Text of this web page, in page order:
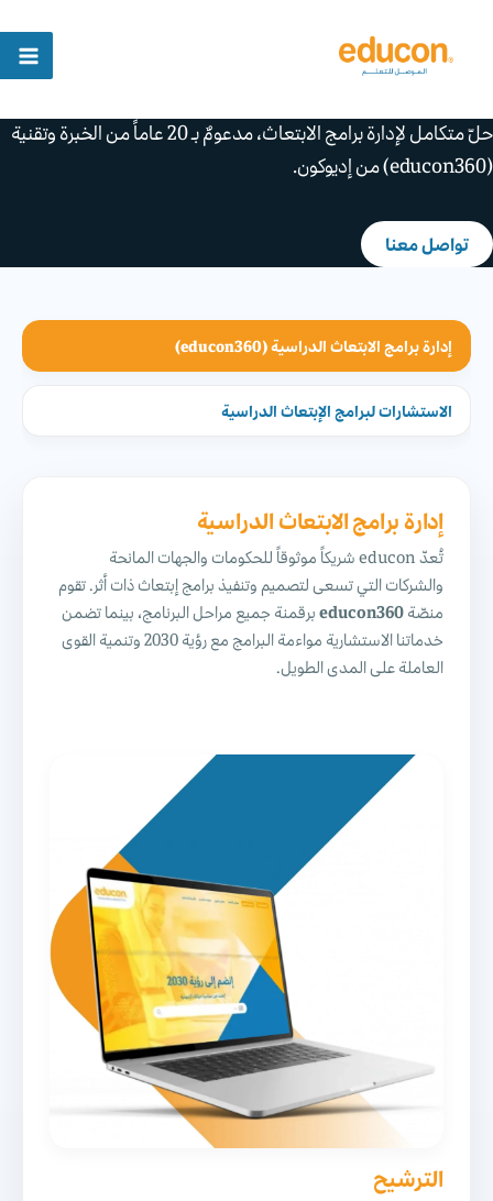
المحتوىإدارة برامج الابتعاث
حلّ متكامل لإدارة برامج الابتعاث، مدعومٌ بـ20عاماً من الخبرة وتقنية
(educon360)منإديوكون.
تواصل معنا
إدارة برامج الابتعاث الدراسية(educon360)
الاستشارات لبرامج الإبتعاث الدراسية
إدارة برامج الابتعاث الدراسية
تُعدّ educon شريكاً موثوقاً للحكومات والجهات المانحة
والشركات التي تسعى لتصميم وتنفيذ برامج إبتعاث ذات أثر. تقوم
منصّةeducon360برقمنة جميع مراحل البرنامج، بينما تضمن
خدماتنا الاستشارية مواءمة البرامج مع رؤية 2030 وتنمية القوى
العاملة على المدى الطويل.
الترشيح